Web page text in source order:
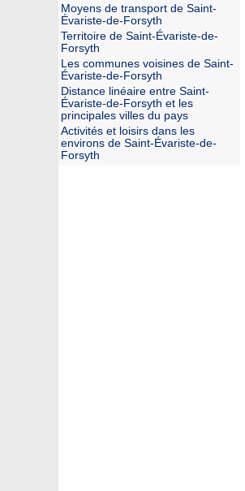
Moyens de transport de Saint-
Évariste-de-Forsyth
Territoire de Saint-Évariste-de-
Forsyth
Les communes voisines de Saint-
Évariste-de-Forsyth
Distance linéaire entre Saint-
Évariste-de-Forsyth et les
principales villes du pays
Activités et loisirs dans les
environs de Saint-Évariste-de-
Forsyth